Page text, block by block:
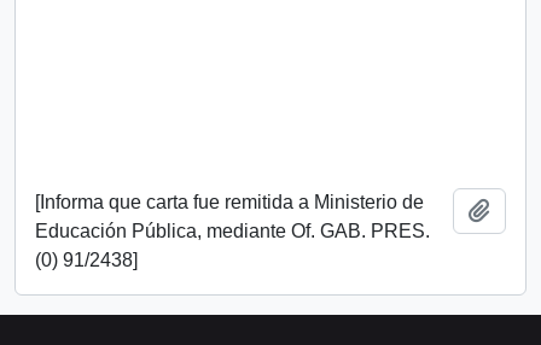
[Informa que carta fue remitida a Ministerio de
Educación Pública, mediante Of. GAB. PRES.
(0) 91/2438]